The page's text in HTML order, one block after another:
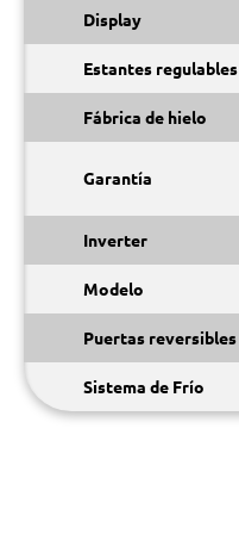
Display
Estantes regulables
Fábrica de hielo
Garantía
Inverter
Modelo
Puertas reversibles
Sistema de Frío